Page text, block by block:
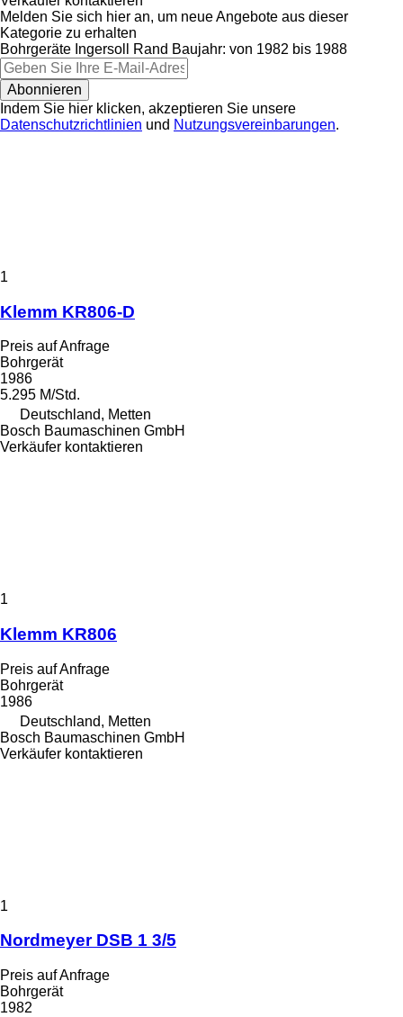
Melden Sie sich hier an, um neue Angebote aus dieser
Kategorie zu erhalten
Bohrgeräte Ingersoll Rand Baujahr: von 1982 bis 1988
Abonnieren
Indem Sie hier klicken, akzeptieren Sie unsere
Datenschutzrichtlinien und Nutzungsvereinbarungen.
1
Klemm KR806-D
Preis auf Anfrage
Bohrgerät
1986
5.295 M/Std.
Deutschland, Metten
Bosch Baumaschinen GmbH
Verkäufer kontaktieren
1
Klemm KR806
Preis auf Anfrage
Bohrgerät
1986
Deutschland, Metten
Bosch Baumaschinen GmbH
Verkäufer kontaktieren
1
Nordmeyer DSB 1 3/5
Preis auf Anfrage
Bohrgerät
1982